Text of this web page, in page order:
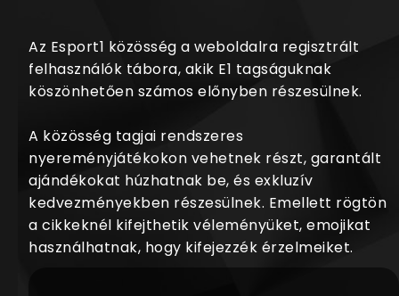
Az Esport1 közösség a weboldalra regisztrált
felhasználók tábora, akik E1 tagságuknak
köszönhetően számos előnyben részesülnek.
A közösség tagjai rendszeres
nyereményjátékokon vehetnek részt, garantált
ajándékokat húzhatnak be, és exkluzív
kedvezményekben részesülnek. Emellett rögtön
a cikkeknél kifejthetik véleményüket, emojikat
használhatnak, hogy kifejezzék érzelmeiket.